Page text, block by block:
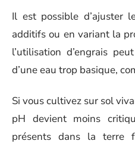
Il est possible d’ajuster
additifs ou en variant la
l’utilisation d’engrais
d’une eau trop basique,
Si vous cultivez sur sol
pH devient moins
présents dans la terre